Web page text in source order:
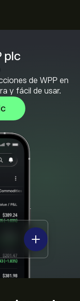
plc
de WPP en
y fácil de usar.